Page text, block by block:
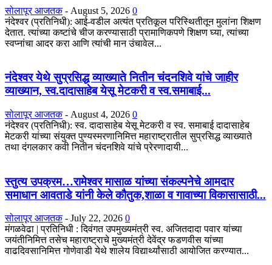
सोलापूर आजतक - August 5, 2026 0
नंदेश्वर (प्रतिनिधी): आई-वडील अत्यंत प्रतिकूल परिस्थितीतून मुलांना शिक्षण
देतात. त्यांच्या कष्टांचे चीज करण्यासाठी प्रामाणिकपणे शिक्षण घ्या, त्यांच्या
स्वप्नांचा आदर करा आणि त्यांची मान उंचावेल...
नंदेश्वर येथे सुप्रसिद्ध व्याख्याते नितीन चंदनशिवे यांचे जाहीर
व्याख्यान, स्व.दादासाहेब येसू मेटकरी व स्व.समाबाई...
सोलापूर आजतक - August 4, 2026 0
नंदेश्वर (प्रतिनिधी): स्व. दादासाहेब येसू मेटकरी व स्व. समाबाई दादासाहेब
मेटकरी यांच्या संयुक्त पुण्यस्मरणानिमित्त महाराष्ट्रातील सुप्रसिद्ध व्याख्याते
तथा दंगलकार कवी नितीन चंदनशिवे यांचे प्रेरणादायी...
स्तुत्य उपक्रम…रामेश्वर मासाळ यांच्या संकल्पनेचे आमदार
समाधान आवताडे यांनी केले कौतुक,शाळा व गावाच्या विकासासाठी...
सोलापूर आजतक - July 22, 2026 0
मंगळवेढा | प्रतिनिधी : दिवंगत उपमुख्यमंत्री स्व. अजितदादा पवार यांच्या
जयंतीनिमित्त तसेच महाराष्ट्राचे मुख्यमंत्री देवेंद्र फडणवीस यांच्या
वाढदिवसानिमित्त गोणेवाडी येथे शालेय विद्यार्थ्यांसाठी आयोजित करण्यात...